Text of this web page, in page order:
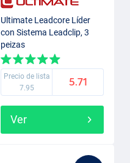
Ultimate Leadcore Líder
con Sistema Leadclip, 3
peizas
Precio de lista
7.95
5.71
Ver